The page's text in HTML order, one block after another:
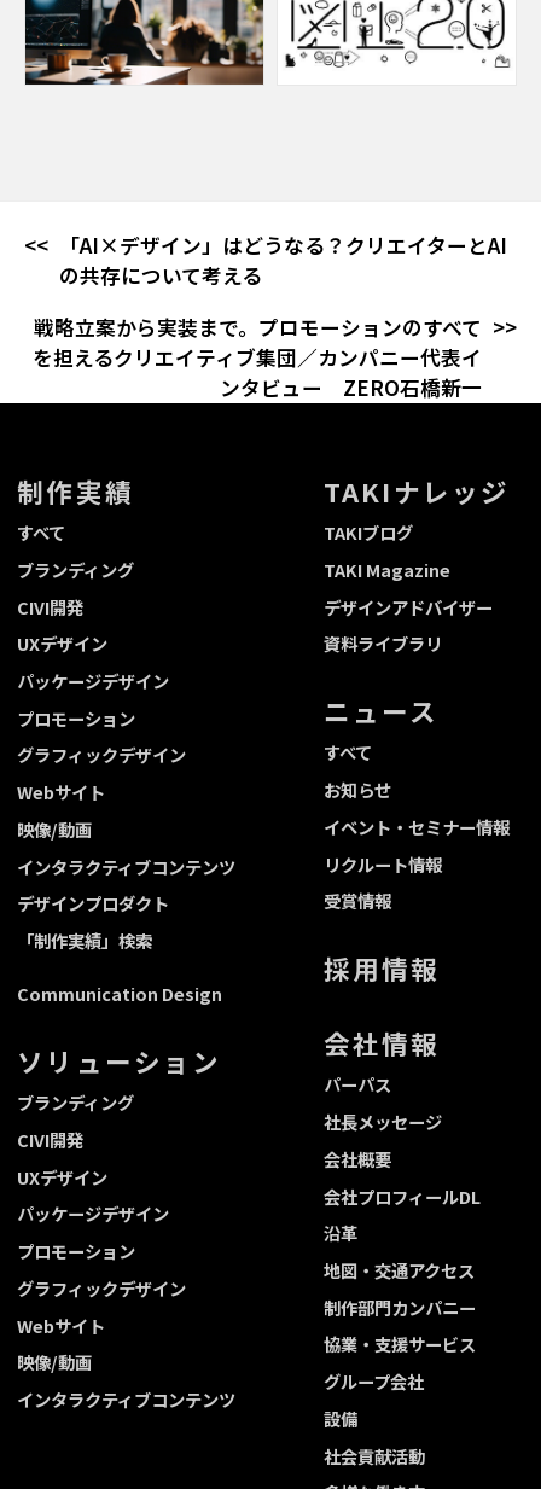
「AI×デザイン」はどうなる？クリエイターとAI
の共存について考える
戦略立案から実装まで。プロモーションのすべて
を担えるクリエイティブ集団／カンパニー代表イ
ンタビュー ZERO石橋新一
制作実績
すべて
ブランディング
CIVI開発
UXデザイン
パッケージデザイン
プロモーション
グラフィックデザイン
Webサイト
映像/動画
インタラクティブコンテンツ
デザインプロダクト
「制作実績」検索
Communication Design
ソリューション
ブランディング
CIVI開発
UXデザイン
パッケージデザイン
プロモーション
グラフィックデザイン
Webサイト
映像/動画
インタラクティブコンテンツ
TAKIナレッジ
TAKIブログ
TAKI Magazine
デザインアドバイザー
資料ライブラリ
ニュース
すべて
お知らせ
イベント・セミナー情報
リクルート情報
受賞情報
採用情報
会社情報
パーパス
社長メッセージ
会社概要
会社プロフィールDL
沿革
地図・交通アクセス
制作部門カンパニー
協業・支援サービス
グループ会社
設備
社会貢献活動